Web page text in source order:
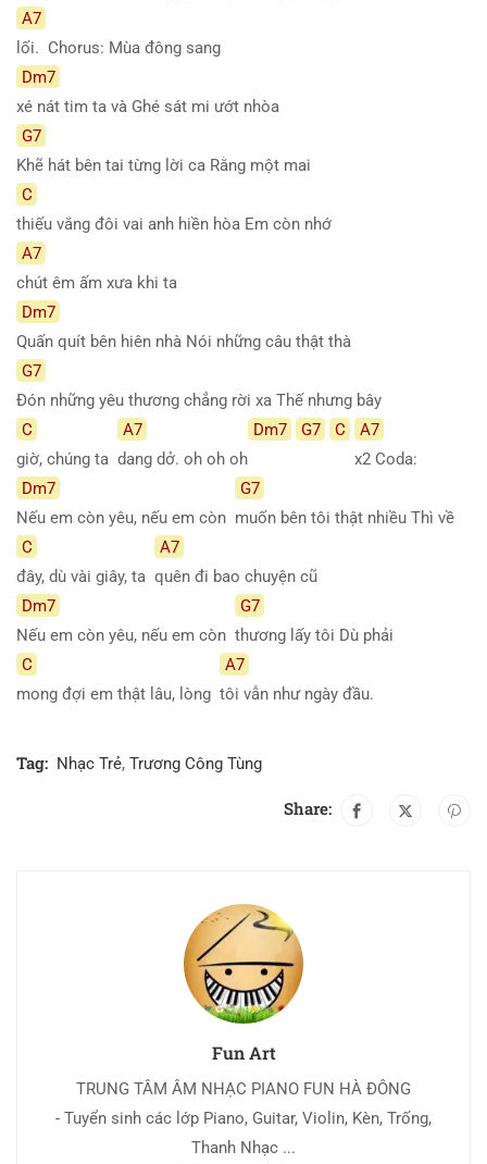
A7
lối. Chorus: Mùa đông sang
Dm7
xé nát tim ta và Ghé sát mi ướt nhòa
G7
Khẽ hát bên tai từng lời ca Rằng một mai
C
thiếu vắng đôi vai anh hiền hòa Em còn nhớ
A7
chút êm ấm xưa khi ta
Dm7
Quấn quít bên hiên nhà Nói những câu thật thà
G7
Đón những yêu thương chẳng rời xa Thế nhưng bây
C
giờ, chúng ta
A7
dang dở. oh oh oh
Dm7 G7 C
A7
x2 Coda:
Dm7
Nếu em còn yêu, nếu em còn
G7
muốn bên tôi thật nhiều Thì về
C
đây, dù vài giây, ta
A7
quên đi bao chuyện cũ
Dm7
Nếu em còn yêu, nếu em còn
G7
thương lấy tôi Dù phải
C
mong đợi em thật lâu, lòng
A7
tôi vẫn như ngày đầu.
Tag: Nhạc Trẻ, Trương Công Tùng
Share:
Fun Art
TRUNG TÂM ÂM NHẠC PIANO FUN HÀ ĐÔNG
- Tuyển sinh các lớp Piano, Guitar, Violin, Kèn, Trống,
Thanh Nhạc ...